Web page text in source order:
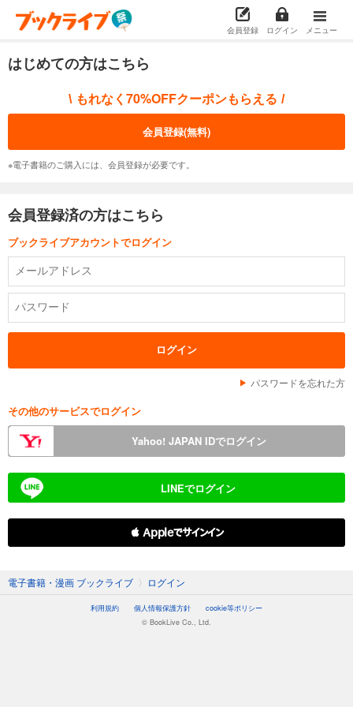
会員登録 ログイン メニュー
はじめての方はこちら
\ もれなく70%OFFクーポンもらえる /
会員登録(無料)
※電子書籍のご購入には、会員登録が必要です。
会員登録済の方はこちら
ブックライブアカウントでログイン
パスワードを忘れた方
その他のサービスでログイン
Yahoo! JAPAN IDでログイン
LINEでログイン
 Appleでサインイン
電子書籍・漫画 ブックライブ 〉 ログイン
利用規約 個人情報保護方針
cookie等ポリシー
© BookLive Co., Ltd.